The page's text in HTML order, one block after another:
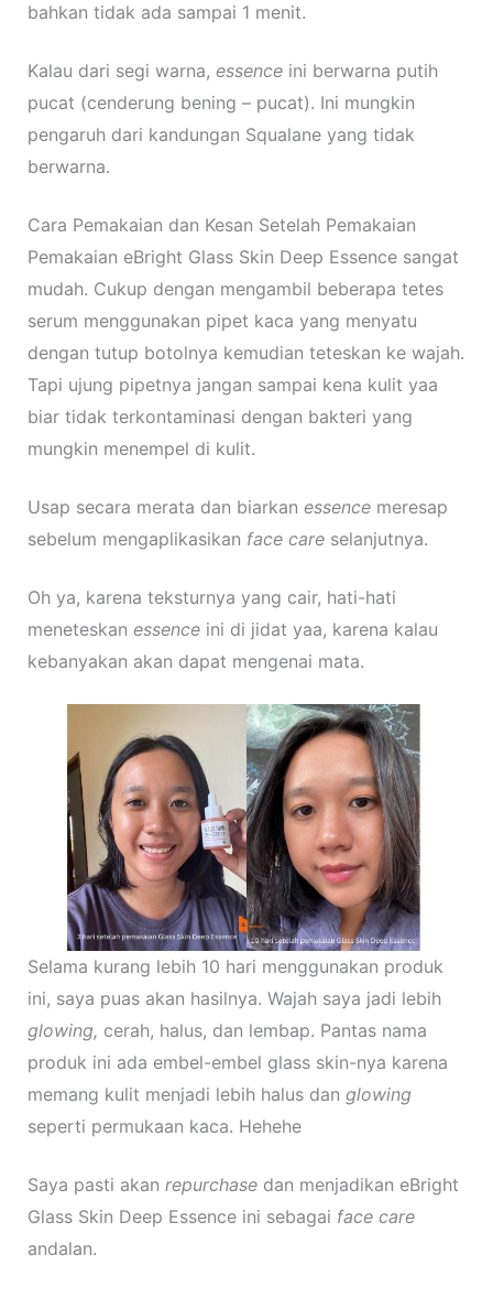
bahkan tidak ada sampai 1 menit.
Kalau dari segi warna, essenceini berwarna putih
pucat (cenderung bening – pucat). Ini mungkin
pengaruh dari kandungan Squalane yang tidak
berwarna.
Cara Pemakaian dan Kesan Setelah Pemakaian
Pemakaian eBright Glass Skin Deep Essence sangat
mudah. Cukup dengan mengambil beberapa tetes
serum menggunakan pipet kaca yang menyatu
dengan tutup botolnya kemudian teteskan ke wajah.
Tapi ujung pipetnya jangan sampai kena kulit yaa
biar tidak terkontaminasi dengan bakteri yang
mungkin menempel di kulit.
Usap secara merata dan biarkan essencemeresap
sebelum mengaplikasikan face careselanjutnya.
Oh ya, karena teksturnya yang cair, hati-hati
meneteskan essenceini di jidat yaa, karena kalau
kebanyakan akan dapat mengenai mata.
Selama kurang lebih 10 hari menggunakan produk
ini, saya puas akan hasilnya. Wajah saya jadi lebih
glowing, cerah, halus, dan lembap. Pantas nama
produk ini ada embel-embel glass skin-nya karena
memang kulit menjadi lebih halus dan glowing
seperti permukaan kaca. Hehehe
Saya pasti akan repurchasedan menjadikan eBright
Glass Skin Deep Essence ini sebagai face care
andalan.